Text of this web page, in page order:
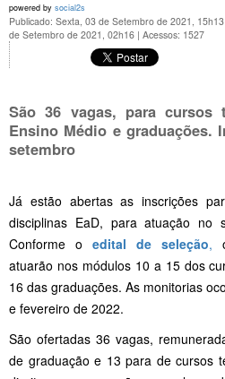
powered by social2s
Publicado: Sexta, 03 de Setembro de 2021, 15h13
de Setembro de 2021, 02h16 | Acessos: 1527
São 36 vagas, para cursos
Ensino Médio e graduações.
setembro
Já estão abertas as inscrições
disciplinas EaD, para atuação no
Conforme o edital de seleção,
atuarão nos módulos 10 a 15 dos
16 das graduações. As monitorias
e fevereiro de 2022.
São ofertadas 36 vagas,
de graduação e 13 para de cursos